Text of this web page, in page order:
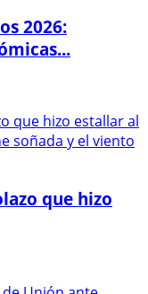
2026:
que hizo